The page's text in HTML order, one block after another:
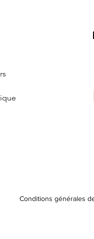
Conditions générales